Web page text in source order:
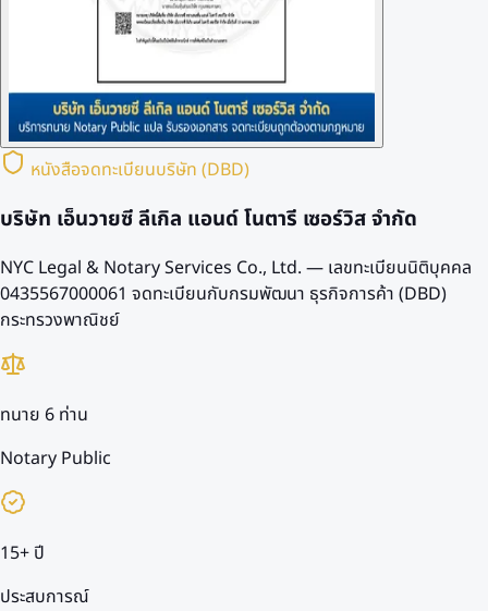
หนังสือจดทะเบียนบริษัท (DBD)
บริษัท เอ็นวายซี ลีเกิล แอนด์ โนตารี เซอร์วิส จำกัด
NYC Legal & Notary Services Co., Ltd. — เลขทะเบียนนิติบุคคล
0435567000061 จดทะเบียนกับกรมพัฒนา ธุรกิจการค้า (DBD)
กระทรวงพาณิชย์
ทนาย 6 ท่าน
Notary Public
15+ ปี
ประสบการณ์